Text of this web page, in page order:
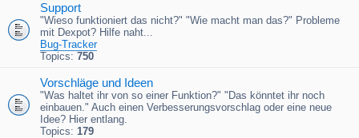
Support
"Wieso funktioniert das nicht?" "Wie macht man das?" Probleme
mit Dexpot? Hilfe naht...
Bug-Tracker
Topics: 750
Vorschläge und Ideen
"Was haltet ihr von so einer Funktion?" "Das könntet ihr noch
einbauen." Auch einen Verbesserungsvorschlag oder eine neue
Idee? Hier entlang.
Topics: 179